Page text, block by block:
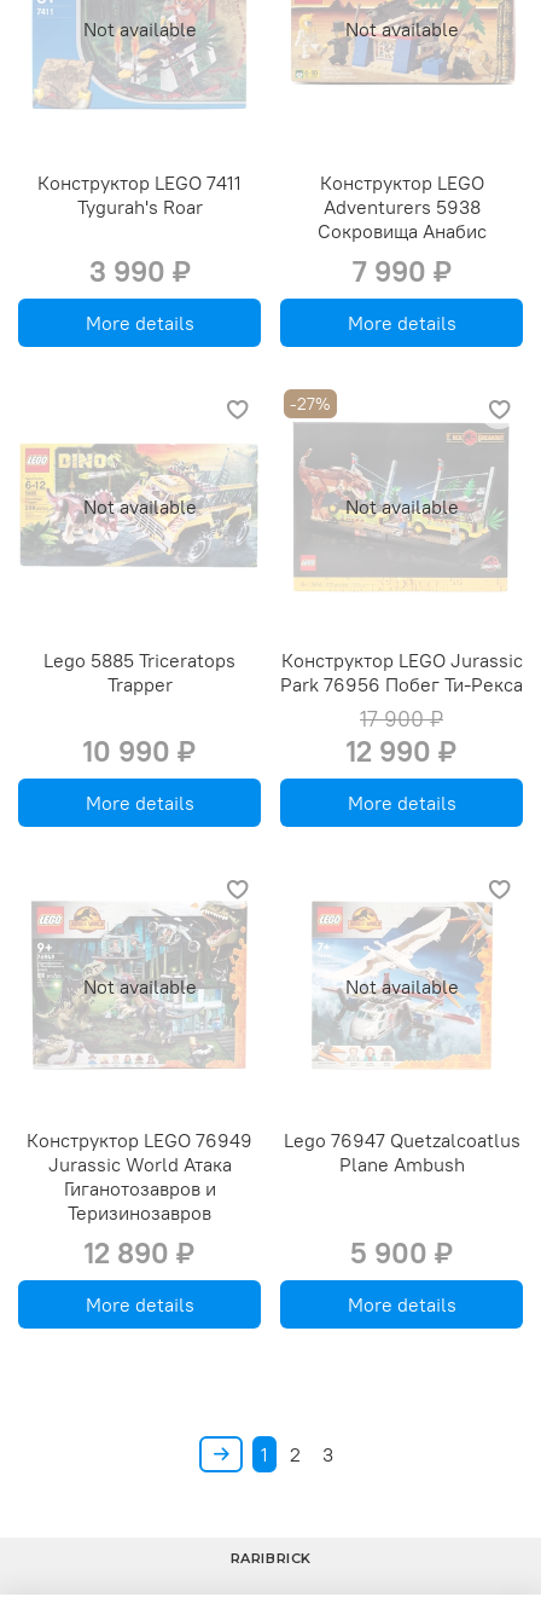
Not available
Конструктор LEGO 7411
Tygurah's Roar
3 990 ₽
More details
Not available
Конструктор LEGO
Adventurers 5938
Сокровища Анабис
7 990 ₽
More details
Not available
Lego 5885 Triceratops
Trapper
10 990 ₽
More details
Not available
-27%
Конструктор LEGO Jurassic
Park 76956 Побег Ти-Рекса
17 900 ₽
12 990 ₽
More details
Not available
Конструктор LEGO 76949
Jurassic World Атака
Гиганотозавров и
Теризинозавров
12 890 ₽
More details
Not available
Lego 76947 Quetzalcoatlus
Plane Ambush
5 900 ₽
More details
1 2 3
RARIBRICK